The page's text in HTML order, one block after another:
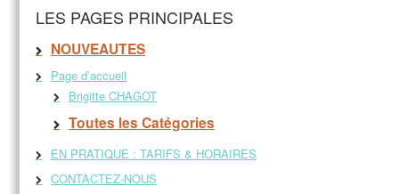
LES PAGES PRINCIPALES
NOUVEAUTES
Page d’accueil
Brigitte CHAGOT
Toutes les Catégories
EN PRATIQUE : TARIFS & HORAIRES
CONTACTEZ-NOUS